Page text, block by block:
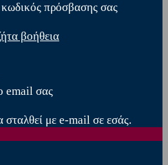
πρόσβασης σας
βοήθεια
email σας
με e-mail σε εσάς.